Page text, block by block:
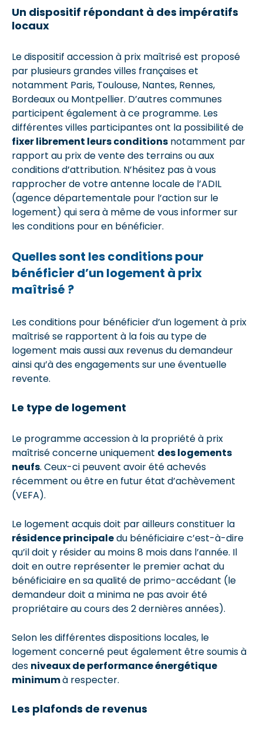
Un dispositif répondant à des impératifs
locaux
Le dispositif accession à prix maîtrisé est proposé
par plusieurs grandes villes françaises et
notamment Paris, Toulouse, Nantes, Rennes,
Bordeaux ou Montpellier. D’autres communes
participent également à ce programme. Les
différentes villes participantes ont la possibilité de
fixer librement leurs conditions notamment par
rapport au prix de vente des terrains ou aux
conditions d’attribution. N’hésitez pas à vous
rapprocher de votre antenne locale de l’ADIL
(agence départementale pour l’action sur le
logement) qui sera à même de vous informer sur
les conditions pour en bénéficier.
Quelles sont les conditions pour
bénéficier d’un logement à prix
maîtrisé ?
Les conditions pour bénéficier d’un logement à prix
maîtrisé se rapportent à la fois au type de
logement mais aussi aux revenus du demandeur
ainsi qu’à des engagements sur une éventuelle
revente.
Le type de logement
Le programme accession à la propriété à prix
maîtrisé concerne uniquement des logements
neufs. Ceux-ci peuvent avoir été achevés
récemment ou être en futur état d’achèvement
(VEFA).
Le logement acquis doit par ailleurs constituer la
résidence principaledu bénéficiaire c’est-à-dire
qu’il doit y résider au moins 8 mois dans l’année. Il
doit en outre représenter le premier achat du
bénéficiaire en sa qualité de primo-accédant (le
demandeur doit a minima ne pas avoir été
propriétaire au cours des 2 dernières années).
Selon les différentes dispositions locales, le
logement concerné peut également être soumis à
des niveaux de performance énergétique
minimumà respecter.
Les plafonds de revenus